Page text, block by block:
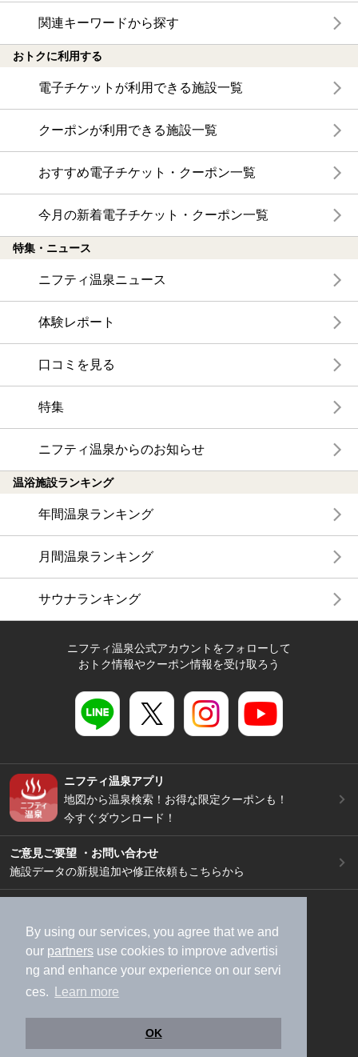
By using our services, you agree that we and
our partners use cookies to improve advertisi
ng and enhance your experience on our servi
ces.
Learn more
OK
関連キーワードから探す
おトクに利用する
電子チケットが利用できる施設一覧
クーポンが利用できる施設一覧
おすすめ電子チケット・クーポン一覧
今月の新着電子チケット・クーポン一覧
特集・ニュース
ニフティ温泉ニュース
体験レポート
口コミを見る
特集
ニフティ温泉からのお知らせ
温浴施設ランキング
年間温泉ランキング
月間温泉ランキング
サウナランキング
ニフティ温泉公式アカウントをフォローして
おトク情報やクーポン情報を受け取ろう
ニフティ温泉アプリ
地図から温泉検索！お得な限定クーポンも！
今すぐダウンロード！
ご意見ご要望 ・お問い合わせ
施設データの新規追加や修正依頼もこちらから
加盟店募集（資料請求）
広告出稿のご案内
利用規約
ライフスタイルMEMBERS+規約
特定商取引法に基づく表記
ヘルプ
採用情報
運営会社